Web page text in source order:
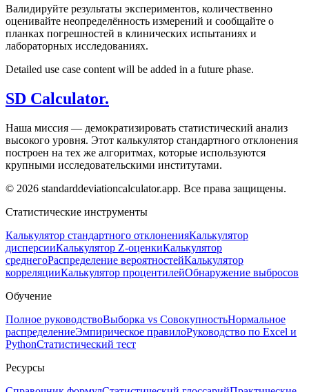
Валидируйте результаты экспериментов, количественно
оценивайте неопределённость измерений и сообщайте о
планках погрешностей в клинических испытаниях и
лабораторных исследованиях.
Detailed use case content will be added in a future phase.
SD Calculator.
Наша миссия — демократизировать статистический анализ
высокого уровня. Этот калькулятор стандартного отклонения
построен на тех же алгоритмах, которые используются
крупными исследовательскими институтами.
© 2026 standarddeviationcalculator.app. Все права защищены.
Статистические инструменты
Калькулятор стандартного отклоненияКалькулятор
дисперсииКалькулятор Z-оценкиКалькулятор
среднегоРаспределение вероятностейКалькулятор
корреляцииКалькулятор процентилейОбнаружение выбросов
Обучение
Полное руководствоВыборка vs СовокупностьНормальное
распределениеЭмпирическое правилоРуководство по Excel и
PythonСтатистический тест
Ресурсы